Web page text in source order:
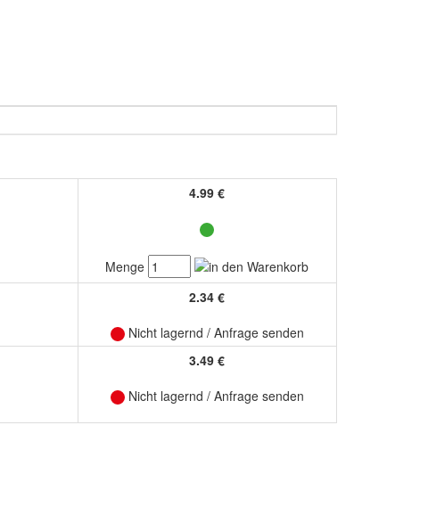
4.99 €
Menge
2.34 €
Nicht lagernd / Anfrage senden
3.49 €
Nicht lagernd / Anfrage senden